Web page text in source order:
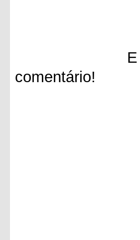
E você, o
comentário!